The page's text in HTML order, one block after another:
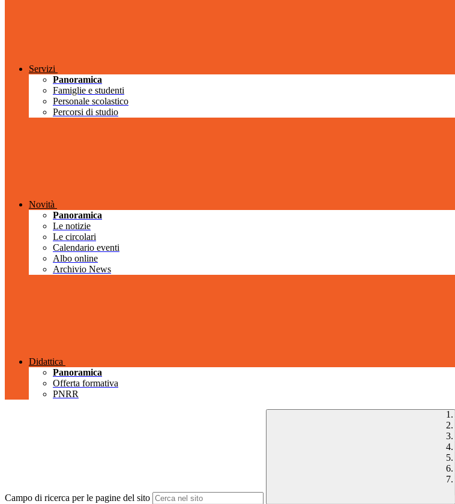
Servizi
Panoramica
Famiglie e studenti
Personale scolastico
Percorsi di studio
Novità
Panoramica
Le notizie
Le circolari
Calendario eventi
Albo online
Archivio News
Didattica
Panoramica
Offerta formativa
PNRR
Campo di ricerca per le pagine del sito